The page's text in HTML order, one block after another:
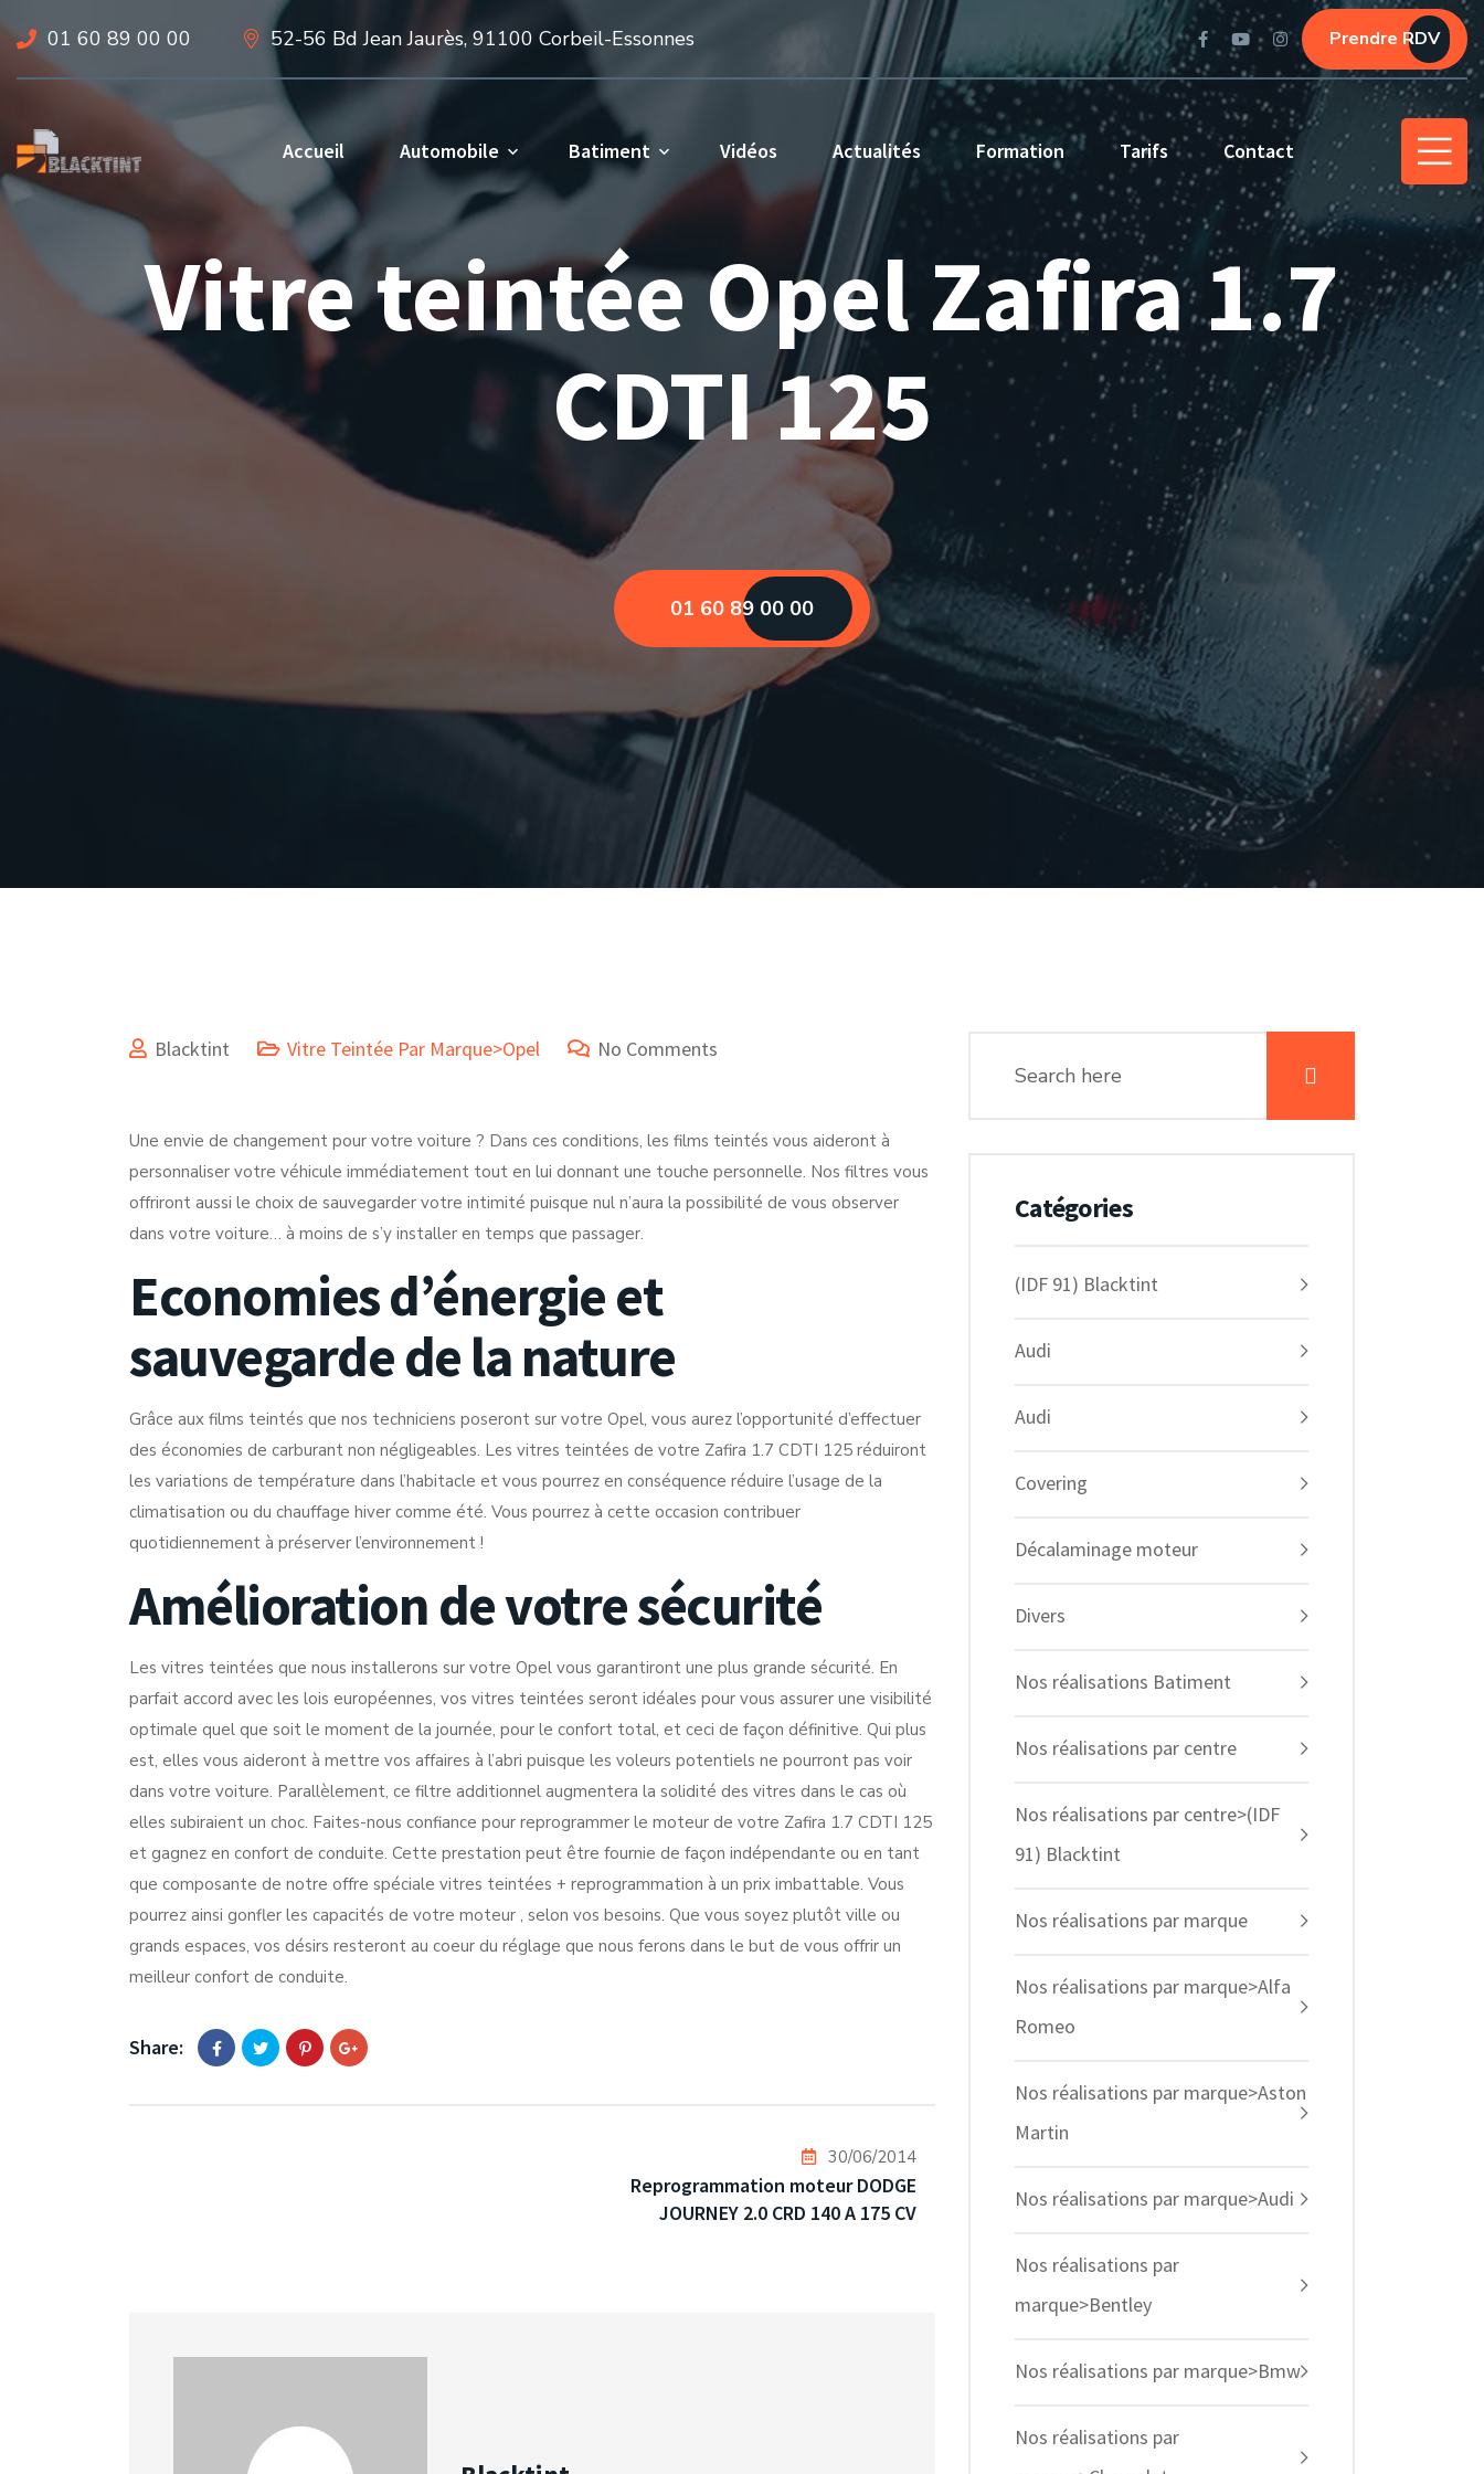
01 60 89 00 00 52-56 Bd Jean Jaurès, 91100 Corbeil-Essonnes Prendre RDV
Accueil Automobile Batiment Vidéos Actualités Formation Tarifs Contact
Vitre teintée Opel Zafira 1.7
CDTI 125
01 60 89 00 00
Blacktint Vitre Teintée Par Marque>Opel No Comments
Une envie de changement pour votre voiture ? Dans ces conditions, les films teintés vous aideront à
personnaliser votre véhicule immédiatement tout en lui donnant une touche personnelle. Nos filtres vous
offriront aussi le choix de sauvegarder votre intimité puisque nul n’aura la possibilité de vous observer
dans votre voiture… à moins de s’y installer en temps que passager.
Economies d’énergie et
sauvegarde de la nature
Grâce aux films teintés que nos techniciens poseront sur votre Opel, vous aurez l’opportunité d’effectuer
des économies de carburant non négligeables. Les vitres teintées de votre Zafira 1.7 CDTI 125 réduiront
les variations de température dans l’habitacle et vous pourrez en conséquence réduire l’usage de la
climatisation ou du chauffage hiver comme été. Vous pourrez à cette occasion contribuer
quotidiennement à préserver l’environnement !
Amélioration de votre sécurité
Les vitres teintées que nous installerons sur votre Opel vous garantiront une plus grande sécurité. En
parfait accord avec les lois européennes, vos vitres teintées seront idéales pour vous assurer une visibilité
optimale quel que soit le moment de la journée, pour le confort total, et ceci de façon définitive. Qui plus
est, elles vous aideront à mettre vos affaires à l’abri puisque les voleurs potentiels ne pourront pas voir
dans votre voiture. Parallèlement, ce filtre additionnel augmentera la solidité des vitres dans le cas où
elles subiraient un choc. Faites-nous confiance pour reprogrammer le moteur de votre Zafira 1.7 CDTI 125
et gagnez en confort de conduite. Cette prestation peut être fournie de façon indépendante ou en tant
que composante de notre offre spéciale vitres teintées + reprogrammation à un prix imbattable. Vous
pourrez ainsi gonfler les capacités de votre moteur , selon vos besoins. Que vous soyez plutôt ville ou
grands espaces, vos désirs resteront au coeur du réglage que nous ferons dans le but de vous offrir un
meilleur confort de conduite.
Share:
30/06/2014
Reprogrammation moteur DODGE
JOURNEY 2.0 CRD 140 A 175 CV
Catégories
(IDF 91) Blacktint
Audi
Audi
Covering
Décalaminage moteur
Divers
Nos réalisations Batiment
Nos réalisations par centre
Nos réalisations par centre>(IDF
91) Blacktint
Nos réalisations par marque
Nos réalisations par marque>Alfa
Romeo
Nos réalisations par marque>Aston
Martin
Nos réalisations par marque>Audi
Nos réalisations par
marque>Bentley
Nos réalisations par marque>Bmw
Nos réalisations par